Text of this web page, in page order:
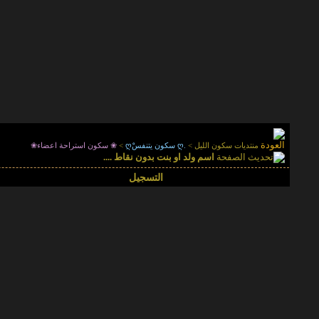
منتديات سكون الليل >
> ❀ سكون استراحة اعضاء❀
اسم ولد او بنت بدون نقاط ....
التسجيل